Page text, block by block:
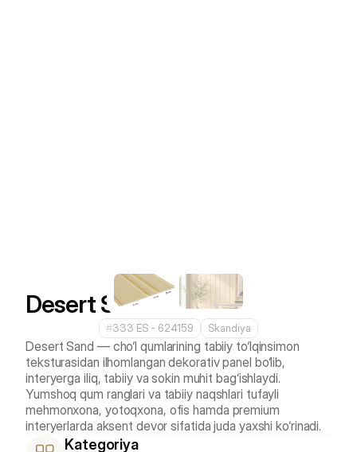
Desert Sand
#333 ES - 624159 Skandiya
Desert Sand — cho‘l qumlarining tabiiy to‘lqinsimon
teksturasidan ilhomlangan dekorativ panel bo‘lib,
interyerga iliq, tabiiy va sokin muhit bag‘ishlaydi.
Yumshoq qum ranglari va tabiiy naqshlari tufayli
mehmonxona, yotoqxona, ofis hamda premium
interyerlarda aksent devor sifatida juda yaxshi ko‘rinadi.
Kategoriya